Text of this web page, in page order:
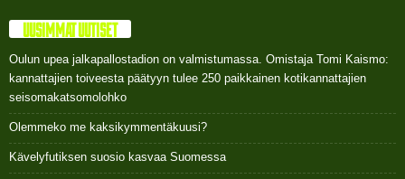
UUSIMMAT UUTISET
Oulun upea jalkapallostadion on valmistumassa. Omistaja Tomi Kaismo:
kannattajien toiveesta päätyyn tulee 250 paikkainen kotikannattajien
seisomakatsomolohko
Olemmeko me kaksikymmentäkuusi?
Kävelyfutiksen suosio kasvaa Suomessa